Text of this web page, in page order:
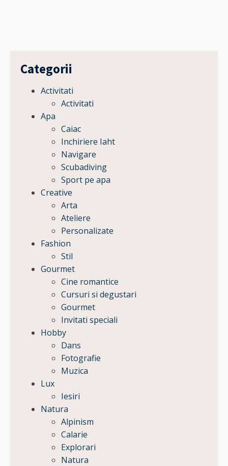
Categorii
Activitati
Activitati
Apa
Caiac
Inchiriere Iaht
Navigare
Scubadiving
Sport pe apa
Creative
Arta
Ateliere
Personalizate
Fashion
Stil
Gourmet
Cine romantice
Cursuri si degustari
Gourmet
Invitati speciali
Hobby
Dans
Fotografie
Muzica
Lux
Iesiri
Natura
Alpinism
Calarie
Explorari
Natura